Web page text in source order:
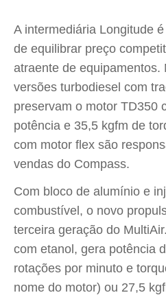
A intermediária Longitude
de equilibrar preço
atraente de equipamentos.
versões turbodiesel com
preservam o motor TD350
potência e 35,5 kgfm de
com motor flex são
vendas do Compass.
Com bloco de alumínio e
combustível, o novo
terceira geração do
com etanol, gera potência
rotações por minuto e
nome do motor) ou 27,5